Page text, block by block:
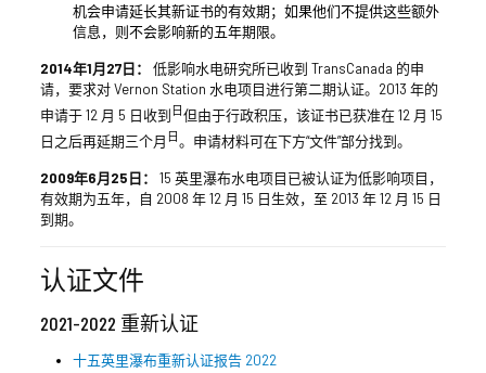
机会申请延长其新证书的有效期；如果他们不提供这些额外
信息，则不会影响新的五年期限。
2014年1月27日：
低影响水电研究所已收到 TransCanada 的申
请，要求对 Vernon Station 水电项目进行第二期认证。2013 年的
申请于 12 月 5 日收到 日但由于行政积压，该证书已获准在 12 月 15
日之后再延期三个月 日。申请材料可在下方“文件”部分找到。
2009年6月25日：
15 英里瀑布水电项目已被认证为低影响项目，
有效期为五年，自 2008 年 12 月 15 日生效，至 2013 年 12 月 15 日
到期。
认证文件
2021-2022 重新认证
十五英里瀑布重新认证报告 2022